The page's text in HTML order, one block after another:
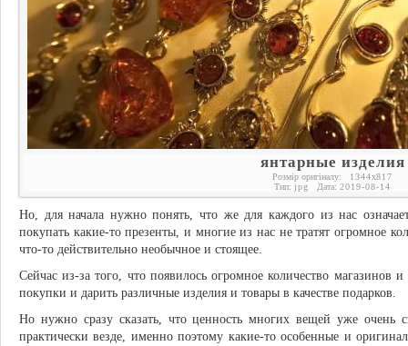
янтарные изделия
Розмір оригіналу: 1344x817
Тип: jpg Дата: 2019-08-14
Но, для начала нужно понять, что же для каждого из нас
покупать какие-то презенты, и многие из нас не тратят огромное
что-то действительно необычное и стоящее.
Сейчас из-за того, что появилось огромное количество магазинов
покупки и дарить различные изделия и товары в качестве подарков.
Но нужно сразу сказать, что ценность многих вещей уже очень
практически везде, именно поэтому какие-то особенные и